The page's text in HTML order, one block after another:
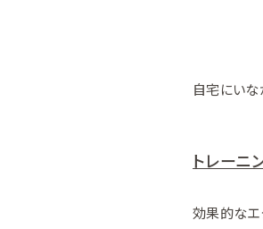
自宅にいな
トレーニ
効果的なエ